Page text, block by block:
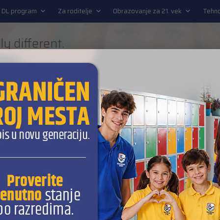
different.
program Za roditelje Obrazovanje za 21. vek
program Za roditelje Obrazovanje za 21. vek